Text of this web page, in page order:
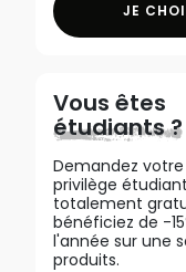
JE
Vous êtes
étudiants ?
Demandez
privilège
totalement
bénéficiez de -
l'année sur une
produits.